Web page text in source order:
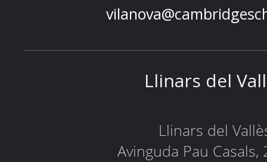
Llinars del
Llinars del
Avinguda Pau Casals,